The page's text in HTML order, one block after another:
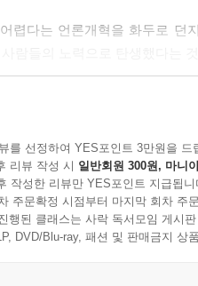
렵다는 언론개혁을 화두로 던
부합하는 것일까? 조국백서
촛불시민의 목소리를 기록한
을 어떻게 바라볼 것인가)은
다. 독자들은 이 글을 통해 ‘조
관 사퇴)까지의 여론 흐름은
를 선정하여 YES포인트 3만원을 드
리뷰 작성 시 일반회원 300원, 마니
작성한 리뷰만 YES포인트 지급됩니
주문확정 시점부터 마지막 회차 주
행된 클래스는 사락 독서모임 게시
DVD/Blu-ray, 패션 및 판매금지 상